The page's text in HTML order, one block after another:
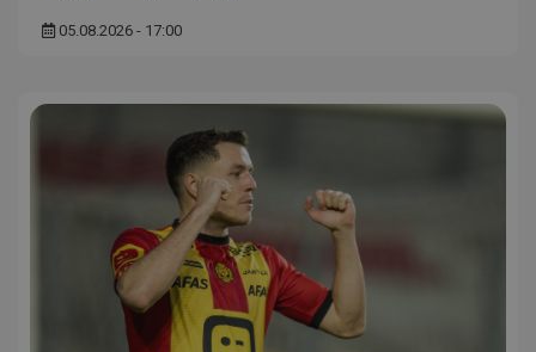
05.08.2026 - 17:00